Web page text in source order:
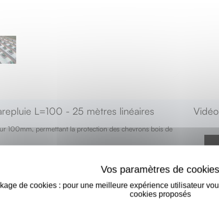
L=100 - 25 mètres linéaires
100mm, permettant la protection des chevrons bois de
contre les projections et/ou ruissellement d'eau de pluie,
sur chevrons.
de cookies : pour une meilleure expérience utilisateur
cookies proposés